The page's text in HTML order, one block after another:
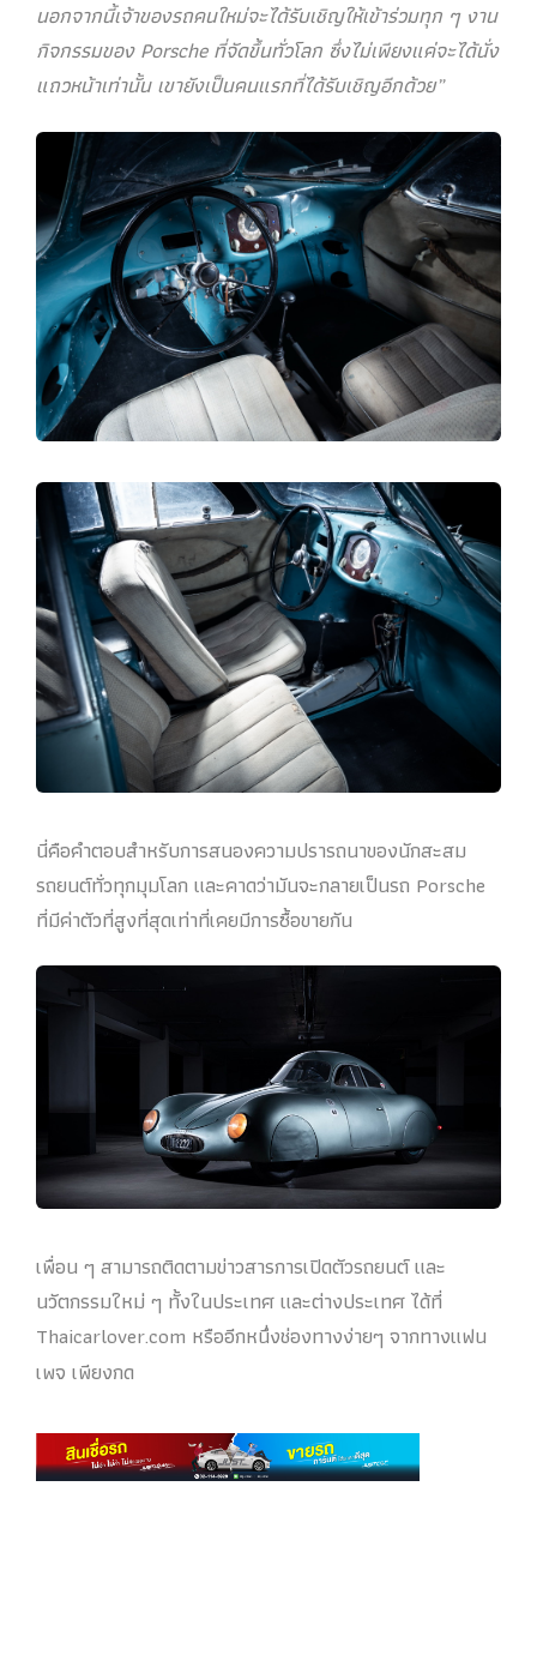
นอกจากนี้เจ้าของรถคนใหม่จะได้รับเชิญให้เข้าร่วมทุก ๆ งาน
กิจกรรมของ Porsche ที่จัดขึ้นทั่วโลก ซึ่งไม่เพียงแค่จะได้นั่ง
แถวหน้าเท่านั้น เขายังเป็นคนแรกที่ได้รับเชิญอีกด้วย”
นี่คือคำตอบสำหรับการสนองความปรารถนาของนักสะสม
รถยนต์ทั่วทุกมุมโลก และคาดว่ามันจะกลายเป็นรถ Porsche
ที่มีค่าตัวที่สูงที่สุดเท่าที่เคยมีการซื้อขายกัน
เพื่อน ๆ สามารถติดตามข่าวสารการเปิดตัวรถยนต์ และ
นวัตกรรมใหม่ ๆ ทั้งในประเทศ และต่างประเทศ ได้ที่
Thaicarlover.com หรืออีกหนึ่งช่องทางง่ายๆ จากทางแฟน
เพจ เพียงกด